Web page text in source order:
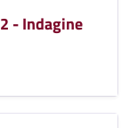
- Indagine